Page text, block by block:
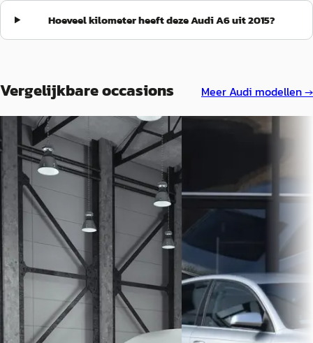
Hoeveel kilometer heeft deze Audi A6 uit 2015?
Vergelijkbare occasions MeerAudi modellen →
Audi A6·2018
Avant 2.0 TFSI quattro Advance
Sport
Prijs op aanvraag
Scherp geprijsd
2018 · 80.000 km · Benzine ·
Handgeschakeld
Exclusive Swiss Cars · Elshout
5,0
Bekijk aanbieding →
Audi A6 2006
v.a. € 79/mnd
Scherp geprijsd
2006 · 249.061 km ·
Handgeschakeld
The Car Room· Almere
Bekijk aanbieding →